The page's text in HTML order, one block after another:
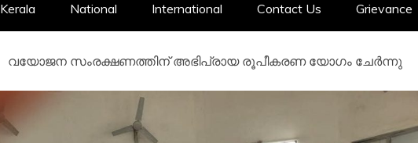
Kerala National International Contact Us Grievance
വയോജന സംരക്ഷണത്തിന് അഭിപ്രായ രൂപീകരണ യോഗം ചേര്‍ന്നു